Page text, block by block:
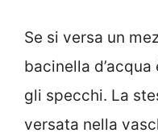
Se si versa un
bacinella
gli specchi. La
versata nella